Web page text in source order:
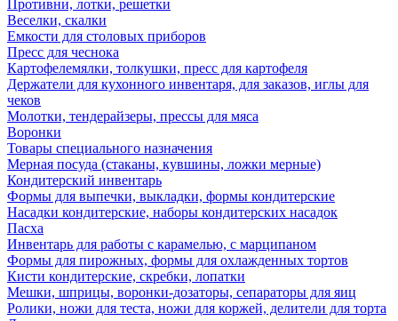
Противни, лотки, решетки
Веселки, скалки
Емкости для столовых приборов
Пресс для чеснока
Картофелемялки, толкушки, пресс для картофеля
Держатели для кухонного инвентаря, для заказов, иглы для
чеков
Молотки, тендерайзеры, прессы для мяса
Воронки
Товары специального назначения
Мерная посуда (стаканы, кувшины, ложки мерные)
Кондитерский инвентарь
Формы для выпечки, выкладки, формы кондитерские
Насадки кондитерские, наборы кондитерских насадок
Пасха
Инвентарь для работы с карамелью, с марципаном
Формы для пирожных, формы для охлажденных тортов
Кисти кондитерские, скребки, лопатки
Мешки, шприцы, воронки-дозаторы, сепараторы для яиц
Ролики, ножи для теста, ножи для коржей, делители для торта